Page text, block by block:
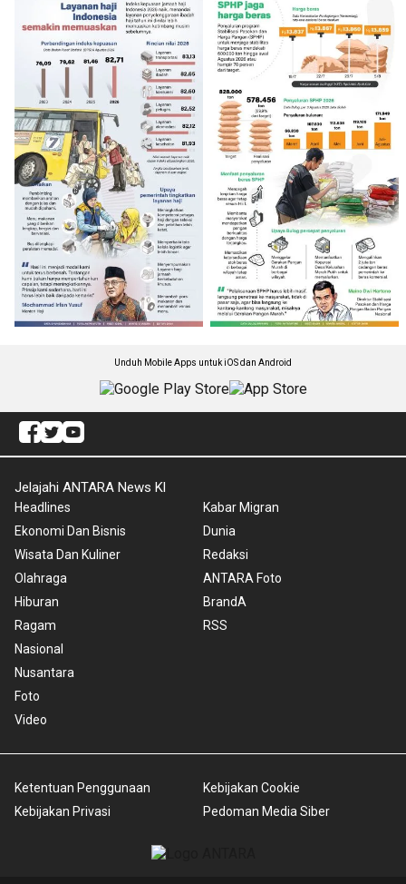
Unduh Mobile Apps untuk iOS dan Android
Jelajahi ANTARA News Kl
Headlines
Ekonomi Dan Bisnis
Wisata Dan Kuliner
Olahraga
Hiburan
Ragam
Nasional
Nusantara
Foto
Video
Kabar Migran
Dunia
Redaksi
ANTARA Foto
BrandA
RSS
Ketentuan Penggunaan
Kebijakan Privasi
Kebijakan Cookie
Pedoman Media Siber